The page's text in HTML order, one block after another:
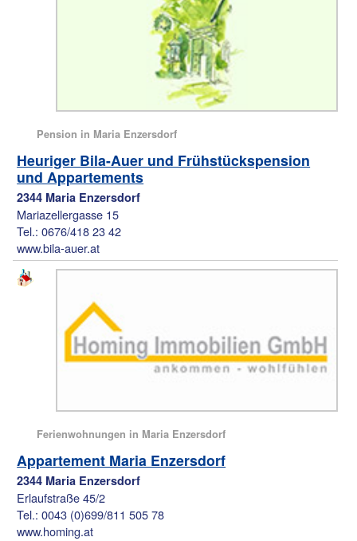
Pension in Maria Enzersdorf
Heuriger Bila-Auer und Frühstückspension
und Appartements
2344 Maria Enzersdorf
Mariazellergasse 15
Tel.: 0676/418 23 42
www.bila-auer.at
Ferienwohnungen in Maria Enzersdorf
Appartement Maria Enzersdorf
2344 Maria Enzersdorf
Erlaufstraße 45/2
Tel.: 0043 (0)699/811 505 78
www.homing.at